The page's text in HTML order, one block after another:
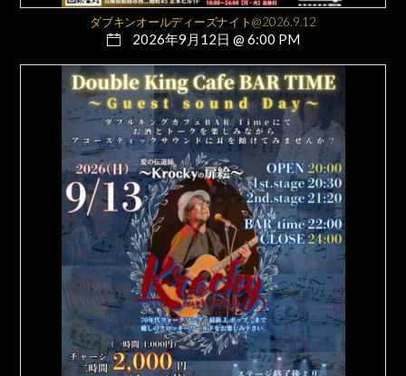
ダブキンオールディーズナイト@2026.9.12
2026年9月12日 @ 6:00 PM